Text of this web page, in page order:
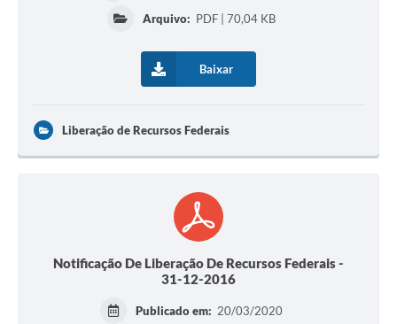
Arquivo: PDF | 70,04 KB
Baixar
Liberação de Recursos Federais
Notificação De Liberação De Recursos Federais -
31-12-2016
Publicado em: 20/03/2020